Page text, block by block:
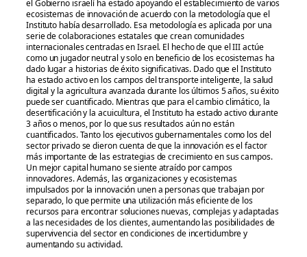
el Gobierno israelí ha estado apoyando el establecimiento de varios
ecosistemas de innovación de acuerdo con la metodología que el
Instituto había desarrollado. Esa metodología es aplicada por una
serie de colaboraciones estatales que crean comunidades
internacionales centradas en Israel. El hecho de que el III actúe
como un jugador neutral y solo en beneficio de los ecosistemas ha
dado lugar a historias de éxito significativas. Dado que el Instituto
ha estado activo en los campos del transporte inteligente, la salud
digital y la agricultura avanzada durante los últimos 5 años, su éxito
puede ser cuantificado. Mientras que para el cambio climático, la
desertificación y la acuicultura, el Instituto ha estado activo durante
3 años o menos, por lo que sus resultados aún no están
cuantificados. Tanto los ejecutivos gubernamentales como los del
sector privado se dieron cuenta de que la innovación es el factor
más importante de las estrategias de crecimiento en sus campos.
Un mejor capital humano se siente atraído por campos
innovadores. Además, las organizaciones y ecosistemas
impulsados por la innovación unen a personas que trabajan por
separado, lo que permite una utilización más eficiente de los
recursos para encontrar soluciones nuevas, complejas y adaptadas
a las necesidades de los clientes, aumentando las posibilidades de
supervivencia del sector en condiciones de incertidumbre y
aumentando su actividad.